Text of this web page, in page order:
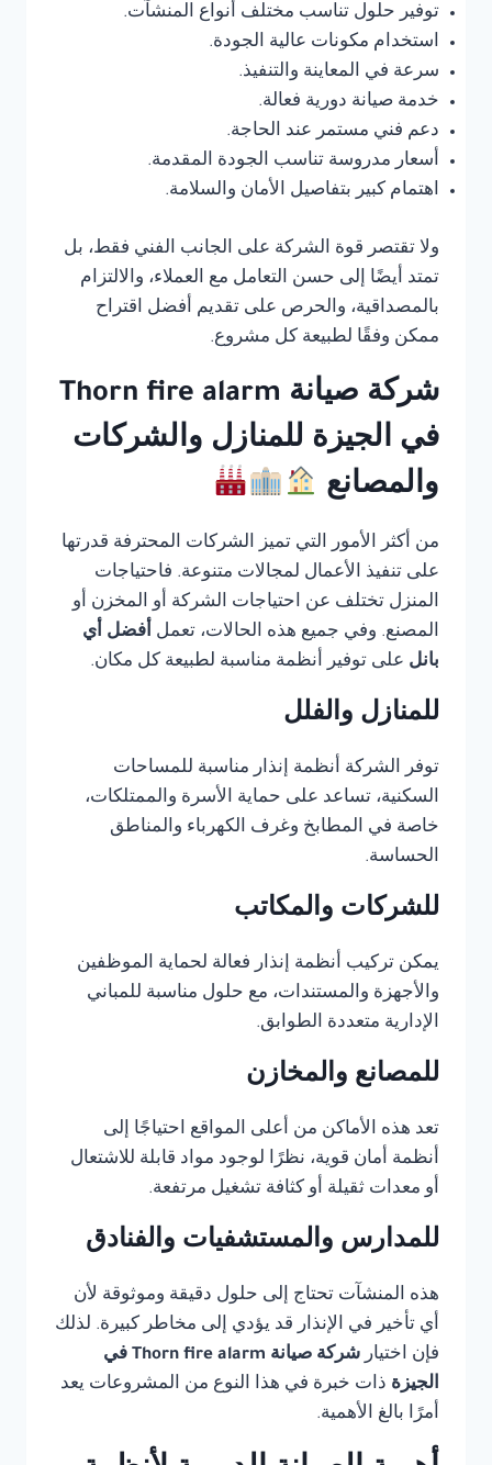
توفير حلول تناسب مختلف أنواع المنشآت.
استخدام مكونات عالية الجودة.
سرعة في المعاينة والتنفيذ.
خدمة صيانة دورية فعالة.
دعم فني مستمر عند الحاجة.
أسعار مدروسة تناسب الجودة المقدمة.
اهتمام كبير بتفاصيل الأمان والسلامة.
ولا تقتصر قوة الشركة على الجانب الفني فقط، بل
تمتد أيضًا إلى حسن التعامل مع العملاء، والالتزام
بالمصداقية، والحرص على تقديم أفضل اقتراح
ممكن وفقًا لطبيعة كل مشروع.
شركة صيانة Thorn fire alarm
في الجيزة للمنازل والشركات
والمصانع
من أكثر الأمور التي تميز الشركات المحترفة قدرتها
على تنفيذ الأعمال لمجالات متنوعة. فاحتياجات
المنزل تختلف عن احتياجات الشركة أو المخزن أو
المصنع. وفي جميع هذه الحالات، تعمل أفضل أي
بانل على توفير أنظمة مناسبة لطبيعة كل مكان.
للمنازل والفلل
توفر الشركة أنظمة إنذار مناسبة للمساحات
السكنية، تساعد على حماية الأسرة والممتلكات،
خاصة في المطابخ وغرف الكهرباء والمناطق
الحساسة.
للشركات والمكاتب
يمكن تركيب أنظمة إنذار فعالة لحماية الموظفين
والأجهزة والمستندات، مع حلول مناسبة للمباني
الإدارية متعددة الطوابق.
للمصانع والمخازن
تعد هذه الأماكن من أعلى المواقع احتياجًا إلى
أنظمة أمان قوية، نظرًا لوجود مواد قابلة للاشتعال
أو معدات ثقيلة أو كثافة تشغيل مرتفعة.
للمدارس والمستشفيات والفنادق
هذه المنشآت تحتاج إلى حلول دقيقة وموثوقة لأن
أي تأخير في الإنذار قد يؤدي إلى مخاطر كبيرة. لذلك
فإن اختيار
شركة صيانة Thorn fire alarm في
الجيزة ذات خبرة في هذا النوع من المشروعات يعد
أمرًا بالغ الأهمية.